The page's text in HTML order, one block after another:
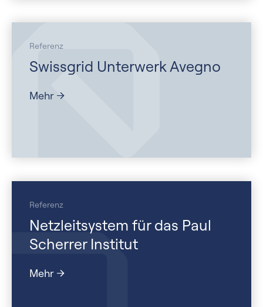
Referenz
Swissgrid Unterwerk Avegno
Mehr
Referenz
Netzleitsystem für das Paul
Scherrer Institut
Mehr